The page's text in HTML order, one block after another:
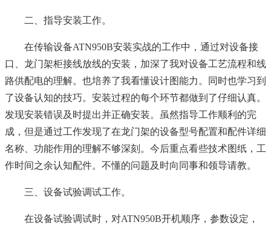
二、指导安装工作。
在传输设备ATN950B安装实战的工作中，通过对设备接
口、龙门架柜接线放线的安装，加深了我对设备工艺流程和线
路供配电的理解。也培养了我看懂设计图能力。同时也学习到
了设备认知的技巧。安装过程的每个环节都做到了仔细认真。
发现安装错误及时提出并正确安装。虽然指导工作顺利的完
成，但是通过工作发现了在龙门架的设备型号配置和配件详细
名称、功能作用的理解不够深刻。今后重点看些技术图纸，工
作时间之余认知配件。不懂的问题及时向同事和领导请教。
三、设备试验调试工作。
在设备试验调试时，对ATN950B开机顺序，参数设定，